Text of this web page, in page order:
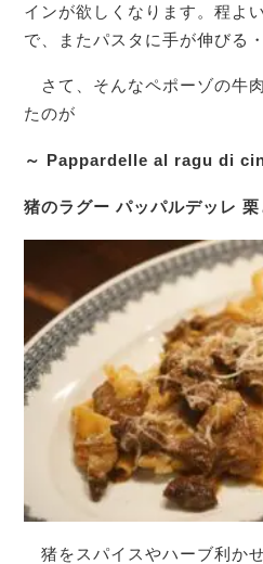
インが欲しくなります。程よ
で、またパスタに手が伸びる
さて、そんなペポーゾの牛
たのが
～ Pappardelle al ragu di
猪のラグー パッパルデッレ 栗
猪をスパイスやハーブ利か